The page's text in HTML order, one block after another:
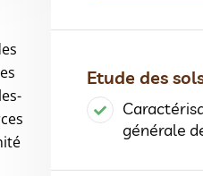
Etude des
générale